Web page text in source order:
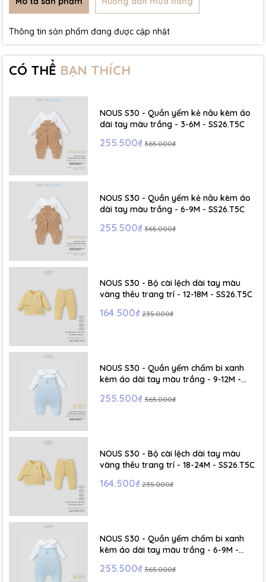
Thông tin sản phẩm đang được cập nhật
CÓ THỂ BẠN THÍCH
NOUS S30 - Quần yếm kẻ nâu kèm áo
dài tay màu trắng - 3-6M - SS26.T5C
255.500₫ 365.000₫
NOUS S30 - Quần yếm kẻ nâu kèm áo
dài tay màu trắng - 6-9M - SS26.T5C
255.500₫ 365.000₫
NOUS S30 - Bộ cài lệch dài tay màu
vàng thêu trang trí - 12-18M - SS26.T5C
164.500₫ 235.000₫
NOUS S30 - Quần yếm chấm bi xanh
kèm áo dài tay màu trắng - 9-12M -
255.500₫ 365.000₫
NOUS S30 - Bộ cài lệch dài tay màu
vàng thêu trang trí - 18-24M - SS26.T5C
164.500₫ 235.000₫
NOUS S30 - Quần yếm chấm bi xanh
kèm áo dài tay màu trắng - 6-9M -
255.500₫ 365.000₫